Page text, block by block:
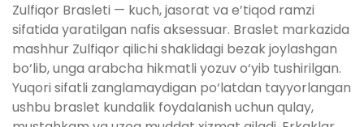
Zulfiqor Brasleti — kuch, jasorat va e’tiqod ramzi
sifatida yaratilgan nafis aksessuar. Braslet markazida
mashhur Zulfiqor qilichi shaklidagi bezak joylashgan
bo‘lib, unga arabcha hikmatli yozuv o‘yib tushirilgan.
Yuqori sifatli zanglamaydigan po‘latdan tayyorlangan
ushbu braslet kundalik foydalanish uchun qulay,